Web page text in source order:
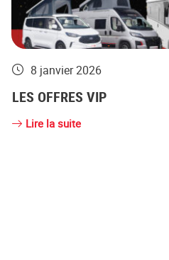
8 janvier 2026
LES OFFRES VIP
Lire la suite